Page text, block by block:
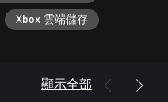
Xbox 雲端儲存
顯示全部